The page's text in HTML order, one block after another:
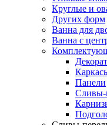
Круглые и
Других форм
Ванна для
Ванна с
Панели
Сливы-